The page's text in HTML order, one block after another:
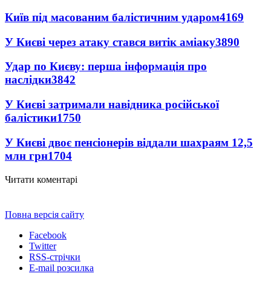
Київ під масованим балістичним ударом4169
У Києві через атаку стався витік аміаку3890
Удар по Києву: перша інформація про
наслідки3842
У Києві затримали навідника російської
балістики1750
У Києві двоє пенсіонерів віддали шахраям 12,5
млн грн1704
Читати коментарі
Повна версія сайту
Facebook
Twitter
RSS-стрічки
E-mail розсилка